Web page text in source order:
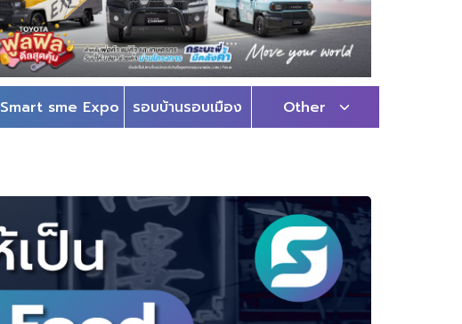
Smart sme Expo รอบบ้านรอบเมือง Other